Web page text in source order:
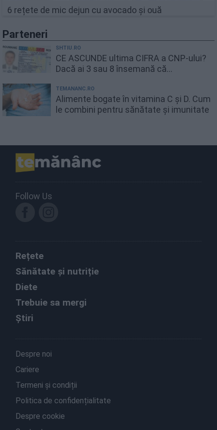
6 rețete de mic dejun cu avocado și ouă
Parteneri
SHTIU.RO
CE ASCUNDE ultima CIFRA a CNP-ului?
Dacă ai 3 sau 8 însemană că...
TEMANANC.RO
Alimente bogate în vitamina C și D. Cum
le combini pentru sănătate și imunitate
Follow Us
Rețete
Sănătate și nutriție
Diete
Trebuie sa mergi
Știri
Despre noi
Cariere
Termeni și condiții
Politica de confidențialitate
Despre cookie